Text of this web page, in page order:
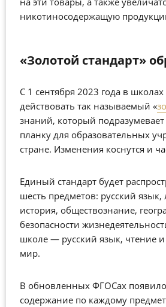
никотиносодержащую
«Золотой стандарт»
С 1 сентября 2023 года в
действовать так называемый «
знаний, который
планку для образовательных
стране. Изменения коснутся и
Единый стандарт будет
шесть предметов: русский язык,
история, обществознание,
безопасности
школе — русский язык, чтение
мир.
В обновленных ФГОСах
содержание по каждому